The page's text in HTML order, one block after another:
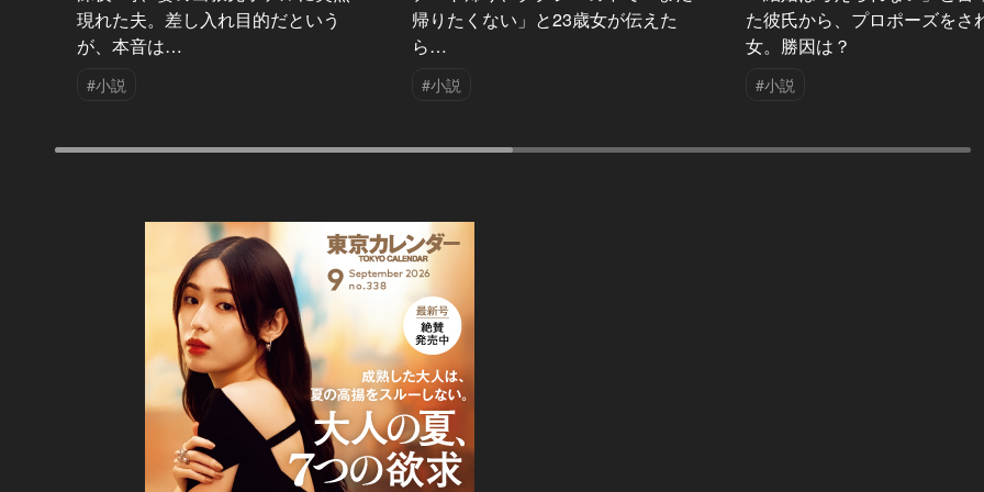
現れた夫。差し入れ目的だという
が、本音は…
#小説
帰りたくない」と23歳女が伝えた
ら…
#小説
た彼氏から、プロポーズをさ
女。勝因は？
#小説